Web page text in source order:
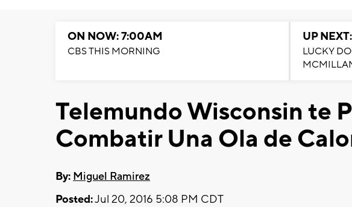
ON NOW: 7:00AM
CBS THIS MORNING
UP
LUCKY
Telemundo Wisconsin te
Combatir Una Ola de
By: Miguel Ramirez
Posted:Jul 20, 2016 5:08 PM CDT